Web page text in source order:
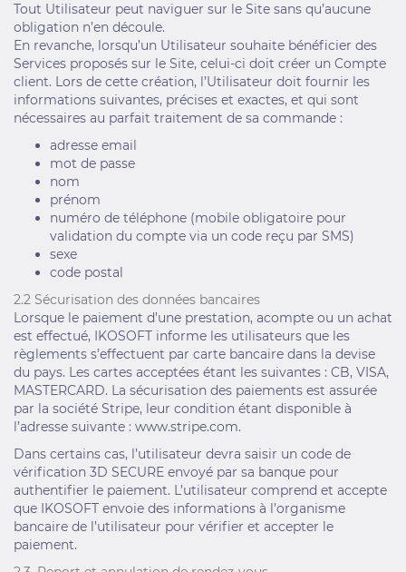
Tout Utilisateur peut naviguer sur le Site sans qu’aucune
obligation n’en découle.
En revanche, lorsqu’un Utilisateur souhaite bénéficier des
Services proposés sur le Site, celui-ci doit créer un Compte
client. Lors de cette création, l’Utilisateur doit fournir les
informations suivantes, précises et exactes, et qui sont
nécessaires au parfait traitement de sa commande :
adresse email
mot de passe
nom
prénom
numéro de téléphone (mobile obligatoire pour
validation du compte via un code reçu par SMS)
sexe
code postal
2.2 Sécurisation des données bancaires
Lorsque le paiement d’une prestation, acompte ou un achat
est effectué, IKOSOFT informe les utilisateurs que les
règlements s’effectuent par carte bancaire dans la devise
du pays. Les cartes acceptées étant les suivantes : CB, VISA,
MASTERCARD. La sécurisation des paiements est assurée
par la société Stripe, leur condition étant disponible à
l’adresse suivante : www.stripe.com.
Dans certains cas, l’utilisateur devra saisir un code de
vérification 3D SECURE envoyé par sa banque pour
authentifier le paiement. L’utilisateur comprend et accepte
que IKOSOFT envoie des informations à l’organisme
bancaire de l’utilisateur pour vérifier et accepter le
paiement.